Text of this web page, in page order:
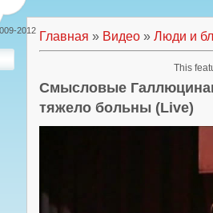
Главная » Видео » Люди и
Смысловые
тяжело больны (Live)
2012
This